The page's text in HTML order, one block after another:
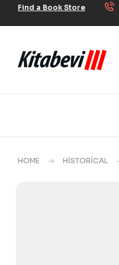
Find a Book Store
HOME HISTORICAL